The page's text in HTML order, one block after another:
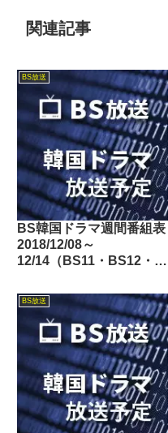
関連記事
BS放送
BS韓国ドラマ週間番組表
2018/12/08～
12/14（BS11・BS12・
BS放送